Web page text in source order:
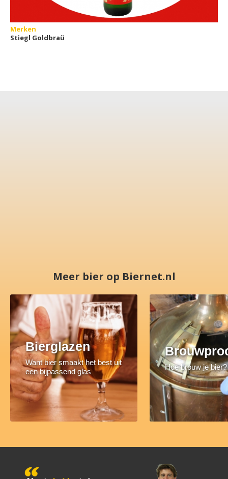
Merken
Stiegl Goldbraü
Meer bier op Biernet.nl
Bierglazen
Want bier smaakt het best uit
een bijpassend glas
Hoe brouw je bier?